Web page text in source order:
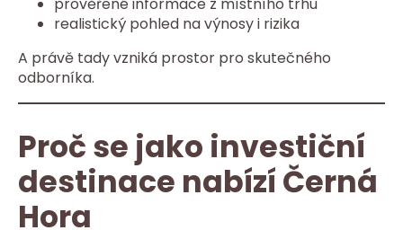
prověřené informace z místního trhu
realistický pohled na výnosy i rizika
A právě tady vzniká prostor pro skutečného
odborníka.
Proč se jako investiční
destinace nabízí Černá
Hora